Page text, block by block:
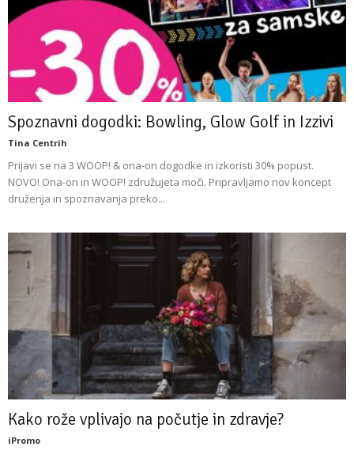
Spoznavni dogodki: Bowling, Glow Golf in Izzivi
Tina Centrih
Prijavi se na 3 WOOP! & ona-on dogodke in izkoristi 30% popust.
NOVO! Ona-on in WOOP! združujeta moči. Pripravljamo nov koncept
druženja in spoznavanja preko...
Kako rože vplivajo na počutje in zdravje?
iPromo